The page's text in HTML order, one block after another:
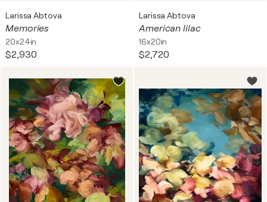
Larissa Abtova
Memories
20x24in
$2,930
Larissa Abtova
American lilac
16x20in
$2,720